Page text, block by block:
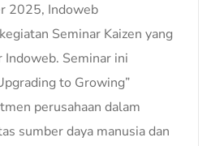
2025, Indoweb
Seminar Kaizen yang
Seminar ini
to Growing”
perusahaan dalam
sumber daya manusia dan